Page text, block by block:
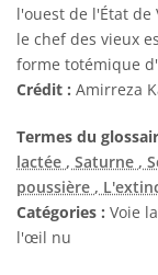
l'ouest de l'État de
le chef des vieux
forme totémique
Crédit : Amirreza
Termes du
lactée , Saturne ,
poussière ,
Catégories : Voie
l'œil nu